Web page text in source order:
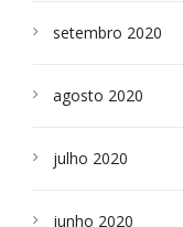
setembro 2020
agosto 2020
julho 2020
junho 2020